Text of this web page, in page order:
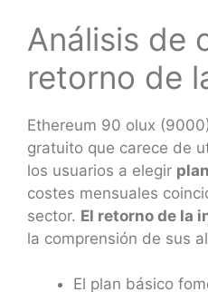
Análisis de
retorno de
Ethereum 90 olux
gratuito que carece de
los usuarios a elegir
costes mensuales
sector. El retorno de la
la comprensión de sus
El plan básico